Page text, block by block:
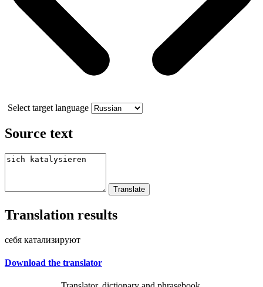
Select target language
Source text
Translation results
себя катализируют
Download the translator